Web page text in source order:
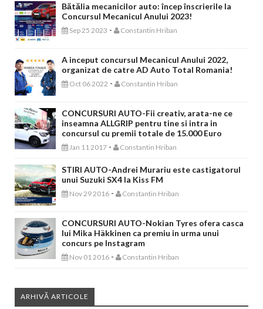
Bătălia mecanicilor auto: încep înscrierile la
Concursul Mecanicul Anului 2023!
Sep 25 2023 - Constantin Hriban
A inceput concursul Mecanicul Anului 2022,
organizat de catre AD Auto Total Romania!
Oct 06 2022 - Constantin Hriban
CONCURSURI AUTO-Fii creativ, arata-ne ce
inseamna ALLGRIP pentru tine si intra in
concursul cu premii totale de 15.000 Euro
Jan 11 2017 - Constantin Hriban
STIRI AUTO-Andrei Murariu este castigatorul
unui Suzuki SX4 la Kiss FM
Nov 29 2016 - Constantin Hriban
CONCURSURI AUTO-Nokian Tyres ofera casca
lui Mika Häkkinen ca premiu in urma unui
concurs pe Instagram
Nov 01 2016 - Constantin Hriban
ARHIVĂ ARTICOLE